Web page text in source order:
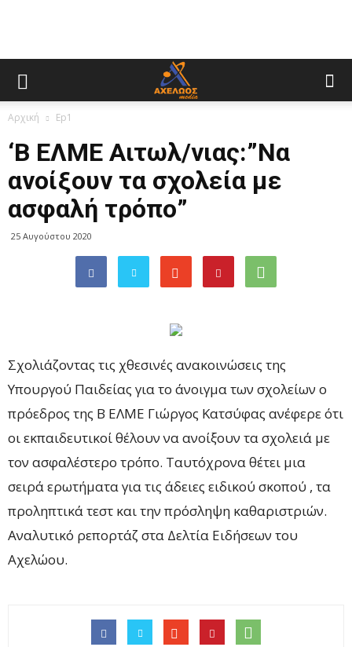
Αρχική Ep1
‘Β ΕΛΜΕ Αιτωλ/νιας:”Να
ανοίξουν τα σχολεία με
ασφαλή τρόπο”
25 Αυγούστου 2020
Σχολιάζοντας τις χθεσινές ανακοινώσεις της
Υπουργού Παιδείας για το άνοιγμα των σχολείων ο
πρόεδρος της Β ΕΛΜΕ Γιώργος Κατσύφας ανέφερε ότι
οι εκπαιδευτικοί θέλουν να ανοίξουν τα σχολειά με
τον ασφαλέστερο τρόπο. Ταυτόχρονα θέτει μια
σειρά ερωτήματα για τις άδειες ειδικού σκοπού , τα
προληπτικά τεστ και την πρόσληψη καθαριστριών.
Αναλυτικό ρεπορτάζ στα Δελτία Ειδήσεων του
Αχελώου.